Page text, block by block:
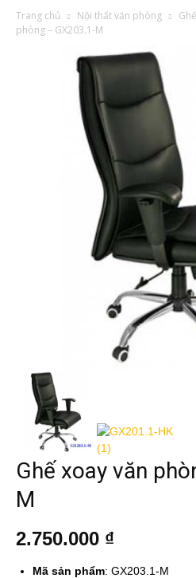
Trang chủ Nội thất văn phòng
phòng – GX203.1-M
Ghế xoay văn
M
2.750.000 ₫
Mã sản phẩm: GX203.1-M